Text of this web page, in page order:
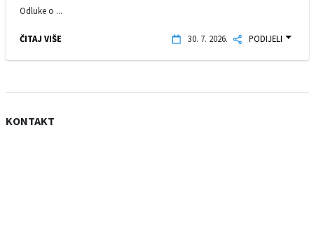
Odluke o ...
ČITAJ VIŠE 30. 7. 2026. PODIJELI
KONTAKT